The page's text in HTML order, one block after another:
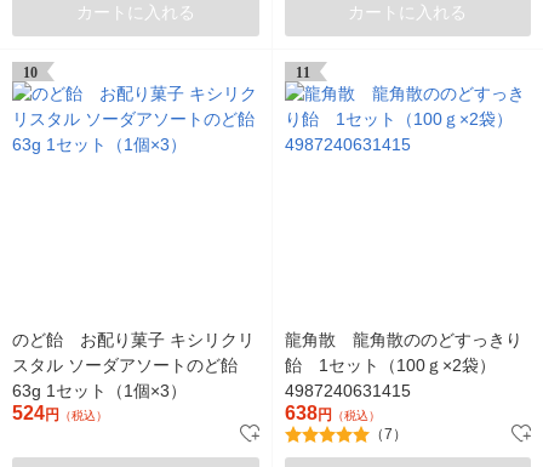
カートに入れる カートに入れる
10
のど飴 お配り菓子 キシリクリ
スタル ソーダアソートのど飴
63g 1セット（1個×3）
524円 （税込）
11
龍角散 龍角散ののどすっきり
飴 1セット（100ｇ×2袋）
4987240631415
638円 （税込）
（7）